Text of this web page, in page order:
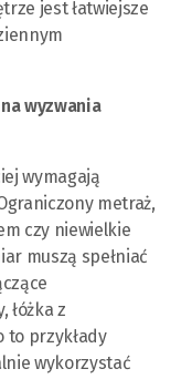
jest łatwiejsze
wyzwania
wymagają
metraż,
czy niewielkie
muszą spełniać
łóżka z
to przykłady
wykorzystać